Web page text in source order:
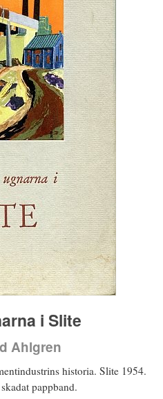
i Slite
Ahlgren
historia. Slite 1954.
pappband.